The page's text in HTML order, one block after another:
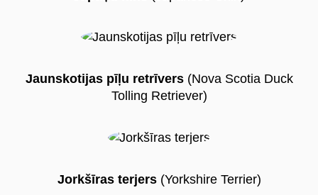
Jaunskotijas pīļu retrīvers(Nova Scotia Duck
Tolling Retriever)
Jorkšīras terjers(Yorkshire Terrier)